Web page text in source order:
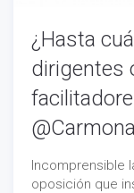
¿Hasta
dirigentes
Incomprensible
oposición que